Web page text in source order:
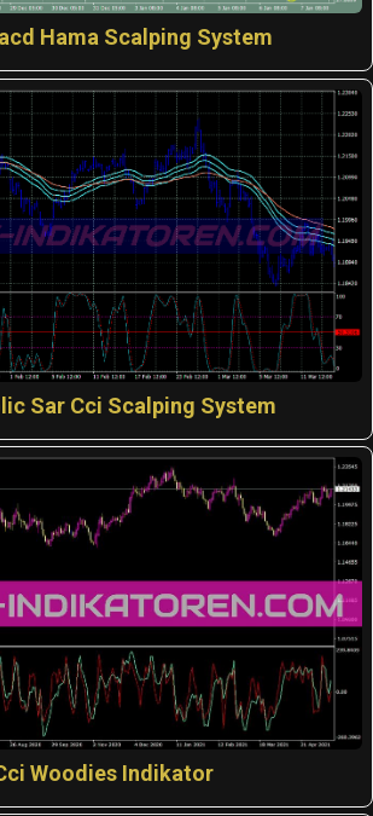
Hama Scalping System
Sar Cci Scalping System
Woodies Indikator